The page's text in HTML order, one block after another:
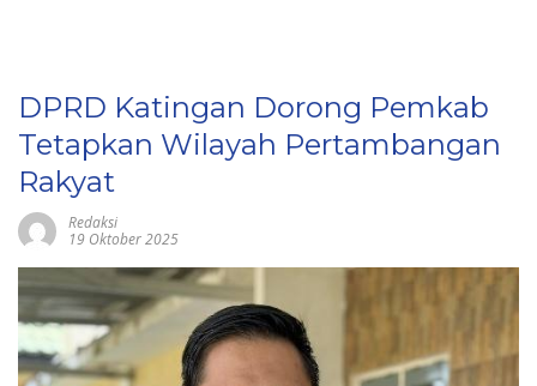
DPRD Katingan Dorong Pemkab
Tetapkan Wilayah Pertambangan
Rakyat
Redaksi
19 Oktober 2025